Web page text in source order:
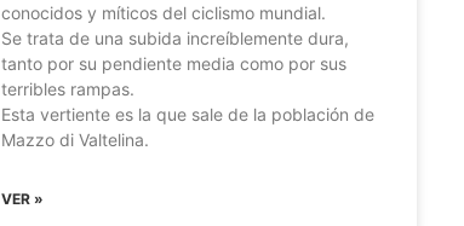
conocidos y míticos del ciclismo mundial.
Se trata de una subida increíblemente dura,
tanto por su pendiente media como por sus
terribles rampas.
Esta vertiente es la que sale de la población de
Mazzo di Valtelina.
VER »